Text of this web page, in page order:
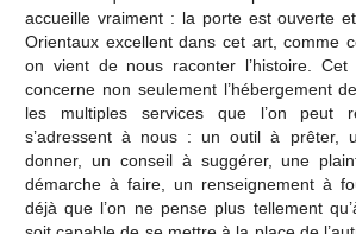
accueille vraiment : la porte est ouverte
Orientaux excellent dans cet art, comme
on vient de nous raconter l’histoire.
concerne non seulement l’hébergement
les multiples services que l’on peut
s’adressent à nous : un outil à prêter,
donner, un conseil à suggérer, une
démarche à faire, un renseignement à
déjà que l’on ne pense plus tellement